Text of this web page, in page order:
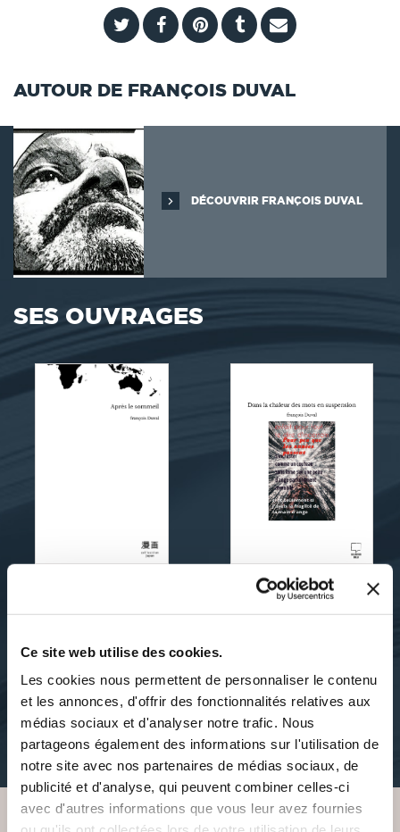
Ce site web utilise des cookies.
Les cookies nous permettent de personnaliser le contenu
et les annonces, d'offrir des fonctionnalités relatives aux
médias sociaux et d'analyser notre trafic. Nous
partageons également des informations sur l'utilisation de
notre site avec nos partenaires de médias sociaux, de
publicité et d'analyse, qui peuvent combiner celles-ci
avec d'autres informations que vous leur avez fournies
AUTOUR DE FRANÇOIS DUVAL
DÉCOUVRIR FRANÇOIS DUVAL
SES OUVRAGES
poesies
11€95
16€00